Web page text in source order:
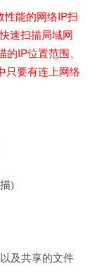
性能的网络IP扫
速扫描局域网
IP位置范围、
只要有连上网络
)
及共享的文件